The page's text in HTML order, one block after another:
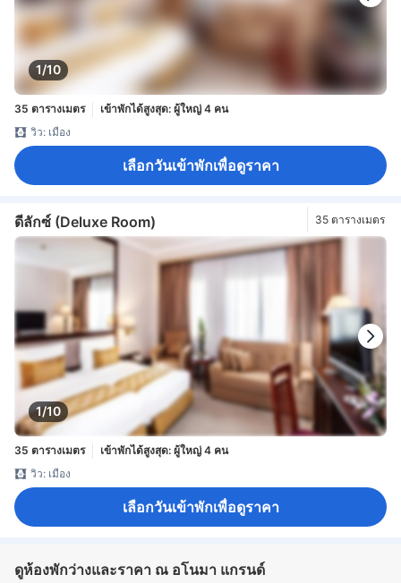
1/10
35 ตารางเมตร
เข้าพักได้สูงสุด: ผู้ใหญ่ 4 คน
วิว: เมือง
เลือกวันเข้าพักเพื่อดูราคา
ดีลักซ์ (Deluxe Room) 35 ตารางเมตร
1/10
35 ตารางเมตร
เข้าพักได้สูงสุด: ผู้ใหญ่ 4 คน
วิว: เมือง
เลือกวันเข้าพักเพื่อดูราคา
ดูห้องพักว่างและราคา ณ อโนมา แกรนด์